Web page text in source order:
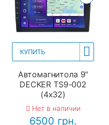
КУПИТЬ
Автомагнитола 9"
DECKER TS9-002
(4x32)
Нет в наличии
6500 грн.